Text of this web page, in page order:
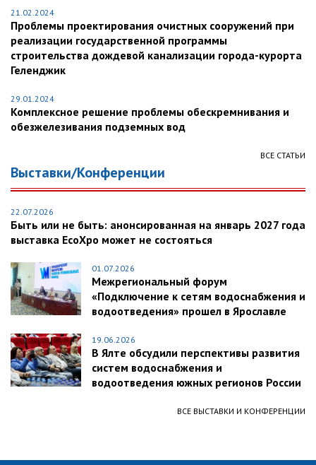
21.02.2024
Проблемы проектирования очистных сооружений при
реализации государственной программы
строительства дождевой канализации города-курорта
Геленджик
29.01.2024
Комплексное решение проблемы обескремнивания и
обезжелезивания подземных вод
ВСЕ СТАТЬИ
Выставки/Конференции
22.07.2026
Быть или не быть: анонсированная на январь 2027 года
выставка EcoXpo может не состояться
01.07.2026
Межрегиональный форум
«Подключение к сетям водоснабжения и
водоотведения» прошел в Ярославле
19.06.2026
В Ялте обсудили перспективы развития
систем водоснабжения и
водоотведения южных регионов России
ВСЕ ВЫСТАВКИ И КОНФЕРЕНЦИИ